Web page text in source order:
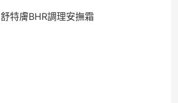
舒特膚BHR調理安撫霜